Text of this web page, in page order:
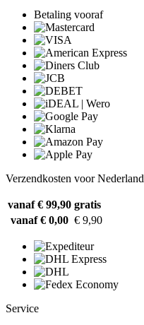
Betaling vooraf
Verzendkosten voor Nederland
vanaf € 99,90 gratis
vanaf € 0,00 € 9,90
Service